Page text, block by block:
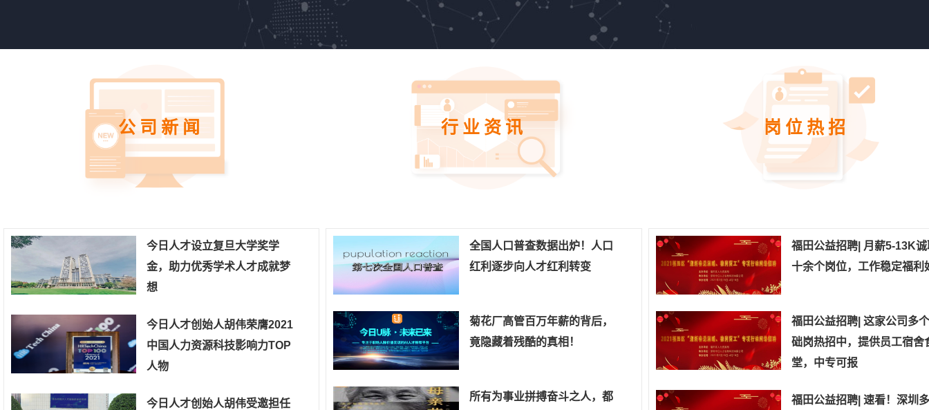
公司新闻
今日人才设立复旦大学奖学
金，助力优秀学术人才成就梦
想
今日人才创始人胡伟荣膺2021
中国人力资源科技影响力TOP
人物
今日人才创始人胡伟受邀担任
行业资讯
全国人口普查数据出炉！人口
红利逐步向人才红利转变
菊花厂高管百万年薪的背后，
竟隐藏着残酷的真相！
所有为事业拼搏奋斗之人，都
岗位热招
福田公益招聘| 月薪5-13K
十余个岗位，工作稳定福利
福田公益招聘| 这家公司多
础岗热招中，提供员工宿舍
堂，中专可报
福田公益招聘| 速看！深圳